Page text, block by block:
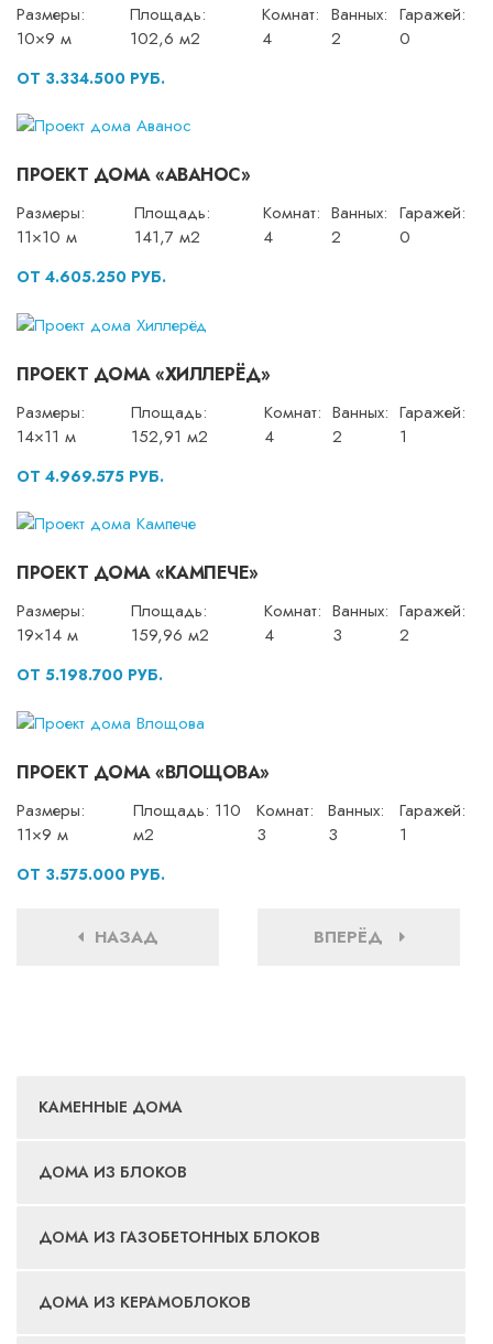
Размеры:
10×9 м
Площадь:
102,6 м2
Комнат:
4
Ванных:
2
Гаражей:
0
ОТ 3.334.500 РУБ.
ПРОЕКТ ДОМА «АВАНОС»
Размеры:
11×10 м
Площадь:
141,7 м2
Комнат:
4
Ванных:
2
Гаражей:
0
ОТ 4.605.250 РУБ.
ПРОЕКТ ДОМА «ХИЛЛЕРЁД»
Размеры:
14×11 м
Площадь:
152,91 м2
Комнат:
4
Ванных:
2
Гаражей:
1
ОТ 4.969.575 РУБ.
ПРОЕКТ ДОМА «КАМПЕЧЕ»
Размеры:
19×14 м
Площадь:
159,96 м2
Комнат:
4
Ванных:
3
Гаражей:
2
ОТ 5.198.700 РУБ.
ПРОЕКТ ДОМА «ВЛОЩОВА»
Размеры:
11×9 м
Площадь: 110
м2
Комнат:
3
Ванных:
3
Гаражей:
1
ОТ 3.575.000 РУБ.
НАЗАД ВПЕРЁД
КАМЕННЫЕ ДОМА
ДОМА ИЗ БЛОКОВ
ДОМА ИЗ ГАЗОБЕТОННЫХ БЛОКОВ
ДОМА ИЗ КЕРАМОБЛОКОВ